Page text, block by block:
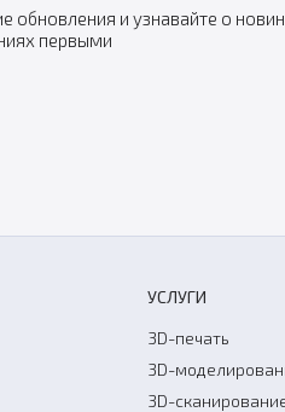
обновления и узнавайте о
первыми
УСЛУГИ
3D-печать
3D-
3D-